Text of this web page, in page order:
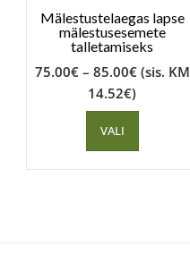
Mälestustelaegas lapse
mälestusesemete
talletamiseks
75.00€ – 85.00€ (sis. KM
14.52€)
VALI